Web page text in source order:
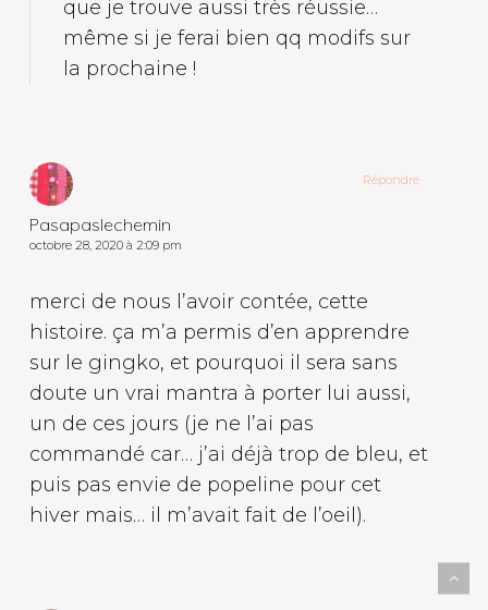
que je trouve aussi très réussie…
même si je ferai bien qq modifs sur
la prochaine !
Pasapaslechemin
octobre 28, 2020 à 2:09 pm
merci de nous l’avoir contée, cette
histoire. ça m’a permis d’en apprendre
sur le gingko, et pourquoi il sera sans
doute un vrai mantra à porter lui aussi,
un de ces jours (je ne l’ai pas
commandé car… j’ai déjà trop de bleu, et
puis pas envie de popeline pour cet
hiver mais… il m’avait fait de l’oeil).
Répondre